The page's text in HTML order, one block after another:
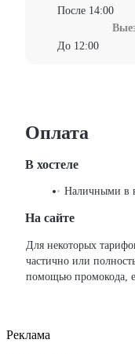
После 14:00
До 12:00
Оплата
В хостеле
Наличными в
На сайте
Для некоторых тарифов доступна оплата банковской картой при бронировании на сайте. Можно
частично или
помощью промокода,
Реклама